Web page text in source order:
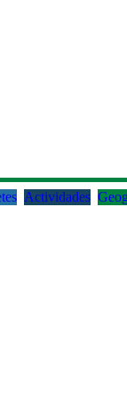
Actividades